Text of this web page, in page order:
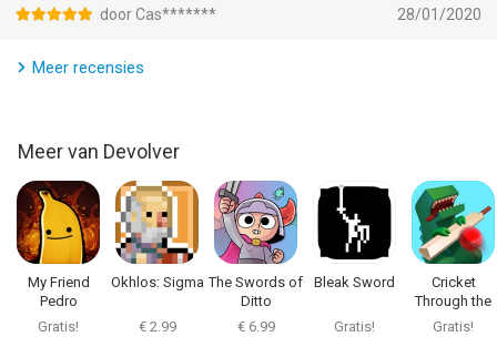
door Cas******* 28/01/2020
Meer recensies
Meer van Devolver
My Friend
Pedro
Gratis!
Okhlos: Sigma
€ 2.99
The Swords of
Ditto
€ 6.99
Bleak Sword
Gratis!
Cricket
Through the
Ages
Gratis!